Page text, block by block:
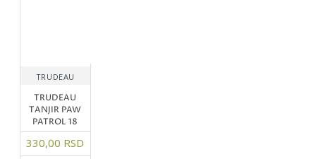
TRUDEAU
TRUDEAU
TANJIR PAW
PATROL 18
330,00 RSD